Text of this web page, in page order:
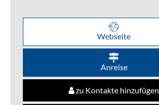
Webseite
Anreise
zu Kontakte hinzufügen